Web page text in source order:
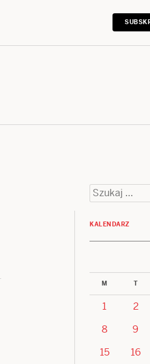
Szukaj:
KALENDARZ
M T
1 2
8
9
15
16